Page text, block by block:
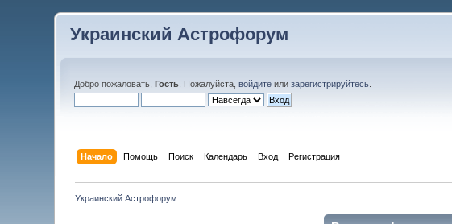
Украинский Астрофорум
Добро пожаловать,Гость . Пожалуйста,войдите илизарегистрируйтесь
Начало Помощь Поиск Календарь Вход Регистрация
Украинский Астрофорум